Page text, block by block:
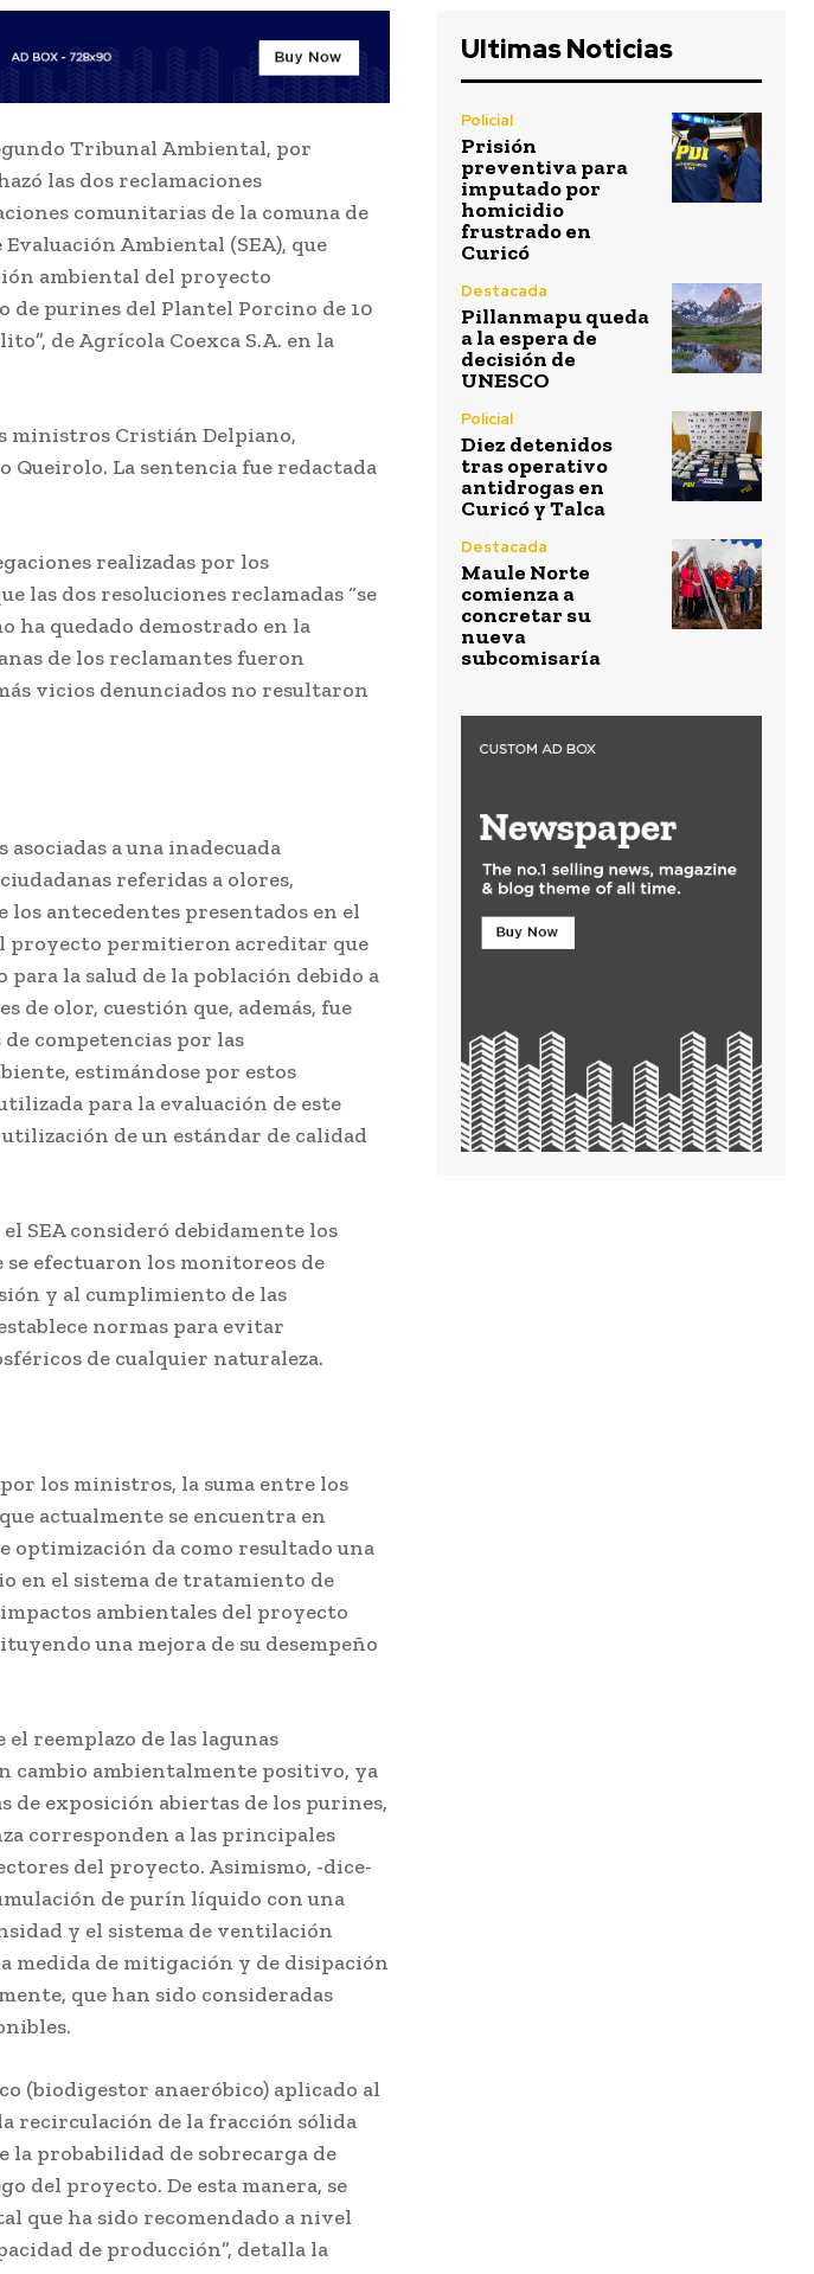
Tribunal Ambiental, por
las dos reclamaciones
comunitarias de la comuna de
Ambiental (SEA), que
ambiental del proyecto
de purines del Plantel Porcino de 10
de Agrícola Coexca S.A. en la
ministros Cristián Delpiano,
Queirolo. La sentencia fue redactada
realizadas por los
las dos resoluciones reclamadas “se
ha quedado demostrado en la
de los reclamantes fueron
vicios denunciados no resultaron
asociadas a una inadecuada
referidas a olores,
antecedentes presentados en el
proyecto permitieron acreditar que
para la salud de la población debido a
de olor, cuestión que, además, fue
competencias por las
estimándose por estos
para la evaluación de este
de un estándar de calidad
SEA consideró debidamente los
se efectuaron los monitoreos de
y al cumplimiento de las
normas para evitar
de cualquier naturaleza.
los ministros, la suma entre los
actualmente se encuentra en
optimización da como resultado una
en el sistema de tratamiento de
ambientales del proyecto
una mejora de su desempeño
reemplazo de las lagunas
cambio ambientalmente positivo, ya
de exposición abiertas de los purines,
corresponden a las principales
del proyecto. Asimismo, -dice-
de purín líquido con una
y el sistema de ventilación
medida de mitigación y de disipación
que han sido consideradas
(biodigestor anaeróbico) aplicado al
recirculación de la fracción sólida
probabilidad de sobrecarga de
del proyecto. De esta manera, se
que ha sido recomendado a nivel
de producción”, detalla la
Ultimas Noticias
Policial
Prisión
preventiva para
imputado por
homicidio
frustrado en
Curicó
Destacada
Pillanmapu queda
a la espera de
decisión de
UNESCO
Policial
Diez detenidos
tras operativo
antidrogas en
Curicó y Talca
Destacada
Maule Norte
comienza a
concretar su
nueva
subcomisaría